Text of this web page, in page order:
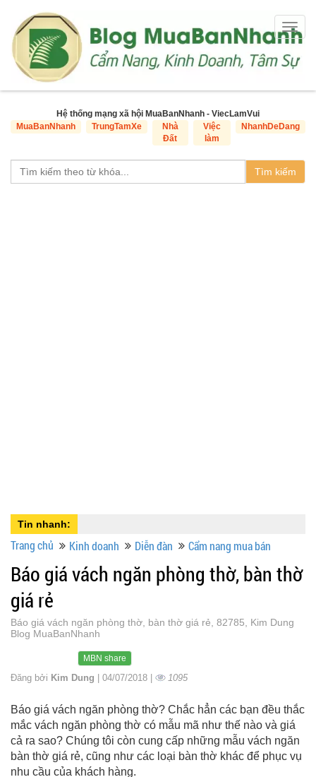
Hệ thống mạng xã hội MuaBanNhanh - ViecLamVui
MuaBanNhanh
TrungTamXe
Nhà
Đất
Việc
làm
NhanhDeDang
Tìm kiếm
Tin nhanh:
Trang chủ Kinh doanh Diễn đàn Cẩm nang mua bán
Báo giá vách ngăn phòng thờ, bàn thờ
giá rẻ
Báo giá vách ngăn phòng thờ, bàn thờ giá rẻ, 82785, Kim Dung
Blog MuaBanNhanh
MBN share
Đăng bởi Kim Dung | 04/07/2018 | 1095
Báo giá vách ngăn phòng thờ? Chắc hẳn các bạn đều thắc
mắc vách ngăn phòng thờ có mẫu mã như thế nào và giá
cả ra sao? Chúng tôi còn cung cấp những mẫu vách ngăn
bàn thờ giá rẻ, cũng như các loại bàn thờ khác để phục vụ
nhu cầu của khách hàng.